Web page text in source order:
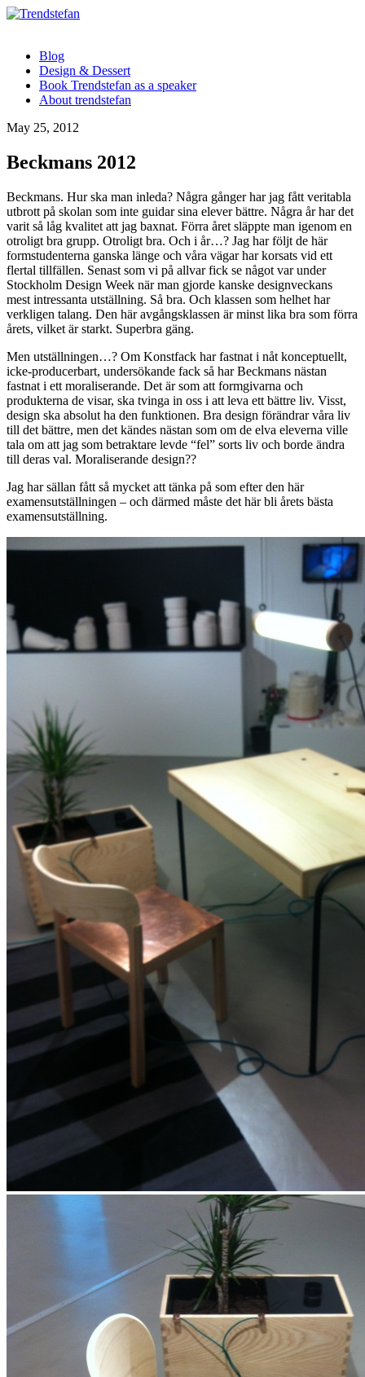
Blog
Design & Dessert
Book Trendstefan as a speaker
About trendstefan
May 25, 2012
Beckmans 2012
Beckmans. Hur ska man inleda? Några gånger har jag fått veritabla
utbrott på skolan som inte guidar sina elever bättre. Några år har det
varit så låg kvalitet att jag baxnat. Förra året släppte man igenom en
otroligt bra grupp. Otroligt bra. Och i år…? Jag har följt de här
formstudenterna ganska länge och våra vägar har korsats vid ett
flertal tillfällen. Senast som vi på allvar fick se något var under
Stockholm Design Week när man gjorde kanske designveckans
mest intressanta utställning. Så bra. Och klassen som helhet har
verkligen talang. Den här avgångsklassen är minst lika bra som förra
årets, vilket är starkt. Superbra gäng.
Men utställningen…? Om Konstfack har fastnat i nåt konceptuellt,
icke-producerbart, undersökande fack så har Beckmans nästan
fastnat i ett moraliserande. Det är som att formgivarna och
produkterna de visar, ska tvinga in oss i att leva ett bättre liv. Visst,
design ska absolut ha den funktionen. Bra design förändrar våra liv
till det bättre, men det kändes nästan som om de elva eleverna ville
tala om att jag som betraktare levde “fel” sorts liv och borde ändra
till deras val. Moraliserande design??
Jag har sällan fått så mycket att tänka på som efter den här
examensutställningen – och därmed måste det här bli årets bästa
examensutställning.